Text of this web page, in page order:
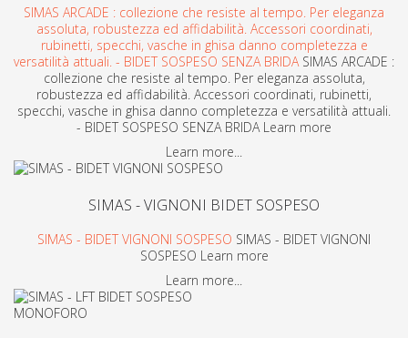
SIMAS ARCADE : collezione che resiste al tempo. Per eleganza
assoluta, robustezza ed affidabilità. Accessori coordinati,
rubinetti, specchi, vasche in ghisa danno completezza e
versatilità attuali. - BIDET SOSPESO SENZA BRIDA SIMAS ARCADE :
collezione che resiste al tempo. Per eleganza assoluta,
robustezza ed affidabilità. Accessori coordinati, rubinetti,
specchi, vasche in ghisa danno completezza e versatilità attuali.
- BIDET SOSPESO SENZA BRIDA Learn more
Learn more...
SIMAS - VIGNONI BIDET SOSPESO
SIMAS - BIDET VIGNONI SOSPESO SIMAS - BIDET VIGNONI
SOSPESO Learn more
Learn more...